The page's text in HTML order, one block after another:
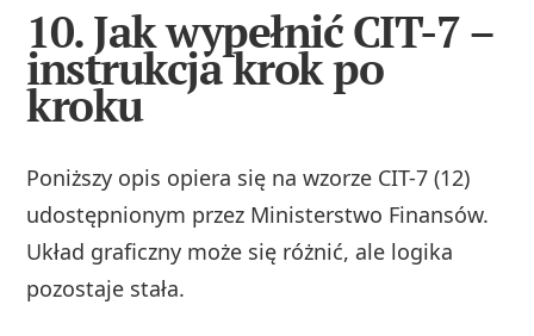
10. Jak wypełnić CIT-7 –
instrukcja krok po
kroku
Poniższy opis opiera się na wzorze CIT-7 (12)
udostępnionym przez Ministerstwo Finansów.
Układ graficzny może się różnić, ale logika
pozostaje stała.